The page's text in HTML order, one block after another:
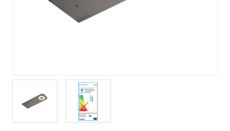
Verlichting
$$$ ACTIES $$$